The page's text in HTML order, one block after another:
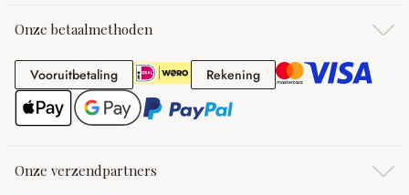
Onze betaalmethoden
VooruitbetalingVooruitbetaling RekeningRekening
Onze verzendpartners